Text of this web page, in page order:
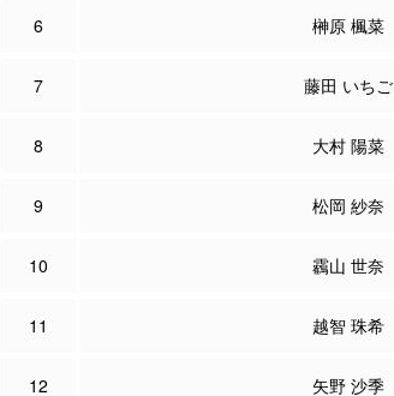
6 榊原 楓菜
7 藤田 いちご
8 大村 陽菜
9 松岡 紗奈
10 靏山 世奈
11 越智 珠希
12 矢野 沙季